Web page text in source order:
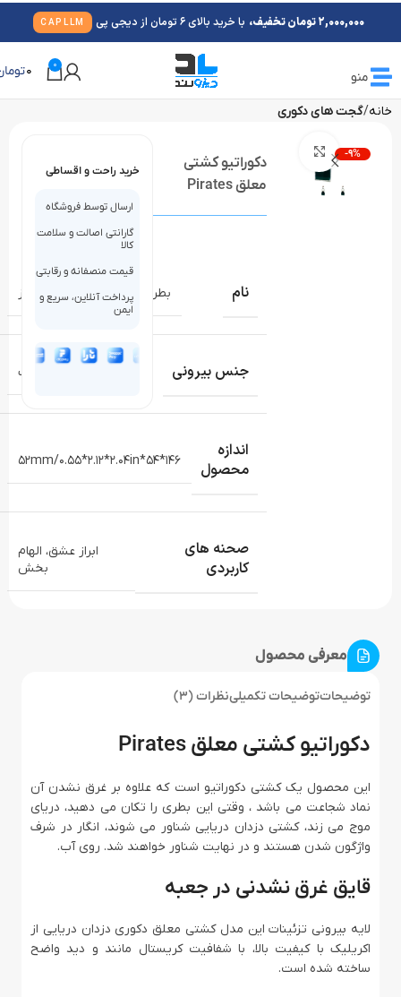
منو
0
0
خانه گجت های دکوری
-9%
دکوراتیو کشتی
معلق Pirates
نام بطری مایع دریفت کشتی کروز
جنس بیرونی اکریلیک
اندازه
محصول
146*54*52mm/0.55*2.12*2.04in
صحنه های
کاربردی
ابراز عشق، الهام
بخش
خرید راحت و اقساطی
ارسال توسط فروشگاه
گارانتی اصالت و سلامت
کالا
قیمت منصفانه و رقابتی
پرداخت آنلاین، سریع و
ایمن
معرفی محصول
توضیحاتتوضیحات تکمیلینظرات (3)
دکوراتیو کشتی معلق Pirates
این محصول یک کشتی دکوراتیو است که علاوه بر غرق نشدن آن
نماد شجاعت می باشد ، وقتی این بطری را تکان می دهید، دریای
موج می زند، کشتی دزدان دریایی شناور می شوند، انگار در شرف
واژگون شدن هستند و در نهایت شناور خواهند شد. روی آب.
قایق غرق نشدنی در جعبه
لایه بیرونی تزئینات این مدل کشتی معلق دکوری دزدان دریایی از
اکریلیک با کیفیت بالا، با شفافیت کریستال مانند و دید واضح
ساخته شده است.
2,000,000 تومان تخفیف، با خرید بالای 6 تومان از دیجی پی CAPLLM